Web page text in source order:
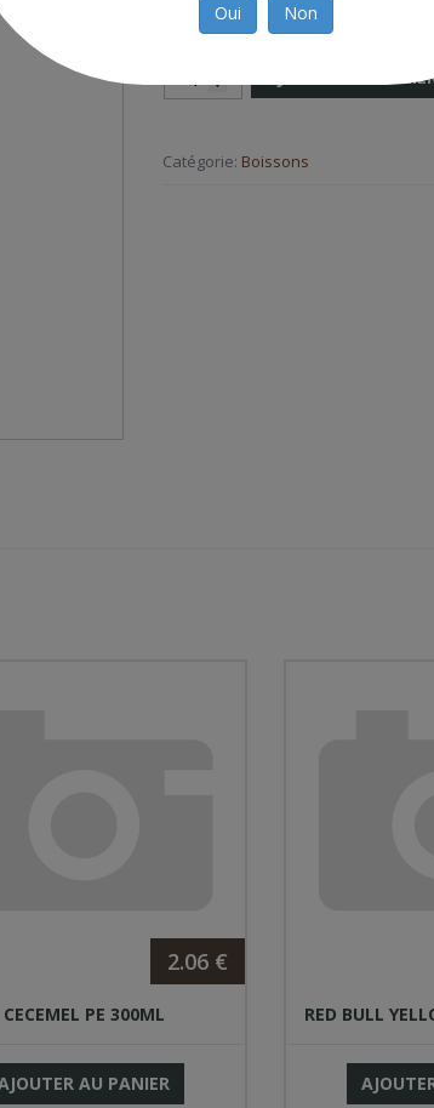
FANTAL710O
AJOUTER AU
Catégorie: Boissons
2.06 €
CECEMEL PE 300ML
AU PANIER
RED BULL
Oui Non